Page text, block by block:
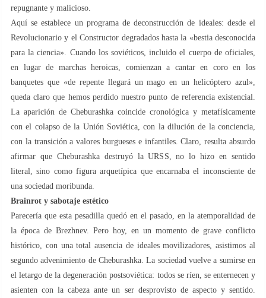
repugnante y malicioso.
Aquí se establece un programa de deconstrucción de ideales: desde el
Revolucionario y el Constructor degradados hasta la «bestia desconocida
para la ciencia». Cuando los soviéticos, incluido el cuerpo de oficiales,
en lugar de marchas heroicas, comienzan a cantar en coro en los
banquetes que «de repente llegará un mago en un helicóptero azul»,
queda claro que hemos perdido nuestro punto de referencia existencial.
La aparición de Cheburashka coincide cronológica y metafísicamente
con el colapso de la Unión Soviética, con la dilución de la conciencia,
con la transición a valores burgueses e infantiles. Claro, resulta absurdo
afirmar que Cheburashka destruyó la URSS, no lo hizo en sentido
literal, sino como figura arquetípica que encarnaba el inconsciente de
una sociedad moribunda.
Brainrot y sabotaje estético
Parecería que esta pesadilla quedó en el pasado, en la atemporalidad de
la época de Brezhnev. Pero hoy, en un momento de grave conflicto
histórico, con una total ausencia de ideales movilizadores, asistimos al
segundo advenimiento de Cheburashka. La sociedad vuelve a sumirse en
el letargo de la degeneración postsoviética: todos se ríen, se enternecen y
asienten con la cabeza ante un ser desprovisto de aspecto y sentido.